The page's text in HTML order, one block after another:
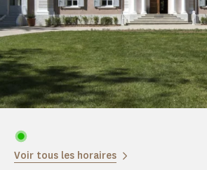
Voir tous les horaires